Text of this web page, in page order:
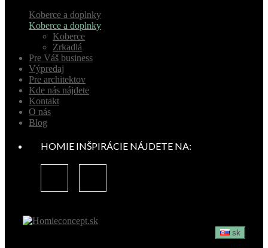
Koberce a doplnky
Koberce a doplnky
Koberce
Zrkadlá
Pre Váš business
Výpredaj
Pre architektov
Kde nás nájdete
Kontakt
O nás
Blog
HOMIE INŠPIRÁCIE NÁJDETE NA:
sk